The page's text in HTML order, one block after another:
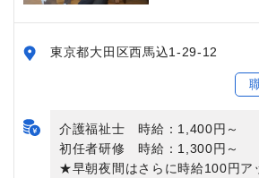
東京都大田区西馬込1-29-12
介護福祉士 時給：1,400円～
初任者研修 時給：1,300円～
★早朝夜間はさらに時給100円ア